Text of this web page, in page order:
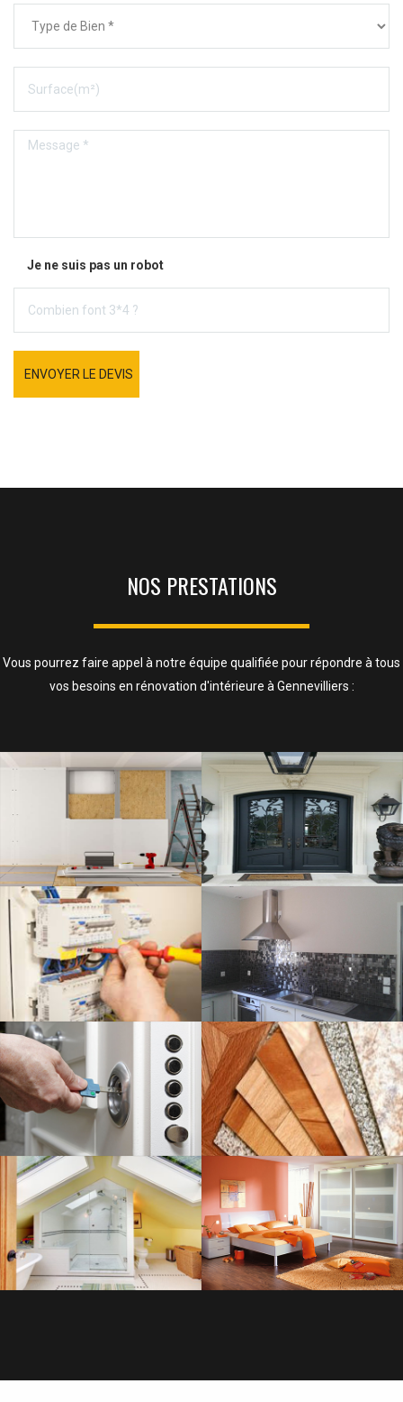
Je ne suis pas un robot
ENVOYER LE DEVIS
NOS PRESTATIONS
Vous pourrez faire appel à notre équipe qualifiée pour répondre à tous
vos besoins en rénovation d'intérieure à Gennevilliers :
ISOLATION, CLOISONS ET FAUX
PLAFOND
ELECTRICITÉ
SAVOIR PLUS
SERRURERIE
SAVOIR PLUS
PLOMBERIE
SAVOIR PLUS